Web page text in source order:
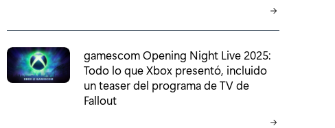
gamescom Opening Night Live 2025:
Todo lo que Xbox presentó, incluido
un teaser del programa de TV de
Fallout